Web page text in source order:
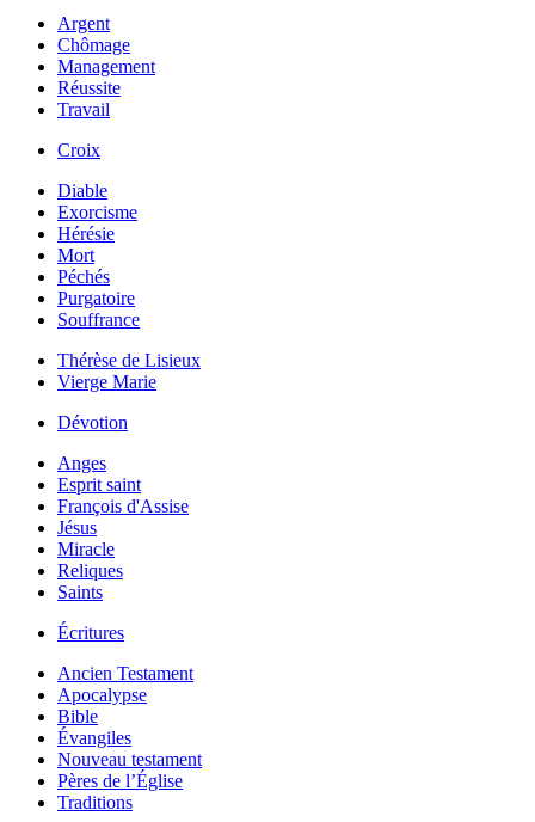
Argent
Chômage
Management
Réussite
Travail
Croix
Diable
Exorcisme
Hérésie
Mort
Péchés
Purgatoire
Souffrance
Thérèse de Lisieux
Vierge Marie
Dévotion
Anges
Esprit saint
François d'Assise
Jésus
Miracle
Reliques
Saints
Écritures
Ancien Testament
Apocalypse
Bible
Évangiles
Nouveau testament
Pères de l’Église
Traditions